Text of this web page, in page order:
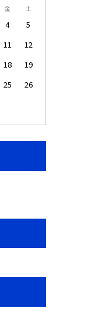
金 土
4
5
11
12
18
19
25
26